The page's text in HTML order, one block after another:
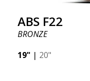
ABS F22
BRONZE
19" | 20"